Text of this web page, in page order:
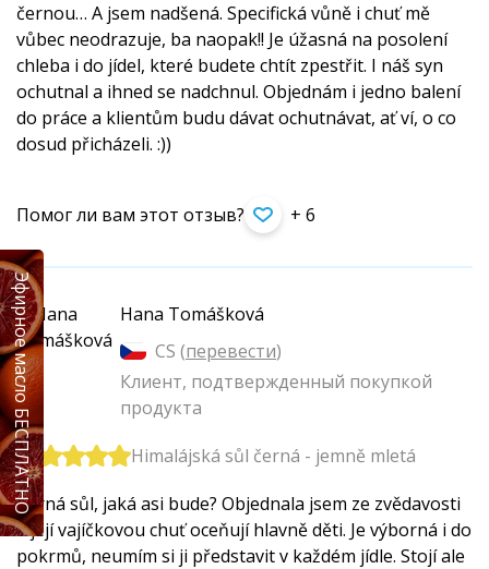
černou… A jsem nadšená. Specifická vůně i chuť mě
vůbec neodrazuje, ba naopak!! Je úžasná na posolení
chleba i do jídel, které budete chtít zpestřit. I náš syn
ochutnal a ihned se nadchnul. Objednám i jedno balení
do práce a klientům budu dávat ochutnávat, ať ví, o co
dosud přicházeli. :))
Помог ли вам этот отзыв? + 6
Hana Tomášková
CS (перевести)
Клиент, подтвержденный покупкой
продукта
Himalájská sůl černá - jemně mletá
Černá sůl, jaká asi bude? Objednala jsem ze zvědavosti
a její vajíčkovou chuť oceňují hlavně děti. Je výborná i do
pokrmů, neumím si ji představit v každém jídle. Stojí ale
Эфирное масло БЕСПЛАТНО